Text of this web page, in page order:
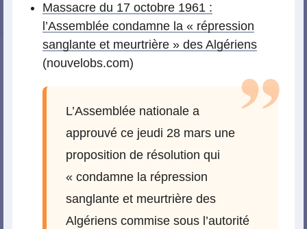
Massacre du 17 octobre 1961 :
l’Assemblée condamne la « répression
sanglante et meurtrière » des Algériens
(nouvelobs.com)
L’Assemblée nationale a
approuvé ce jeudi 28 mars une
proposition de résolution qui
« condamne la répression
sanglante et meurtrière des
Algériens commise sous l’autorité